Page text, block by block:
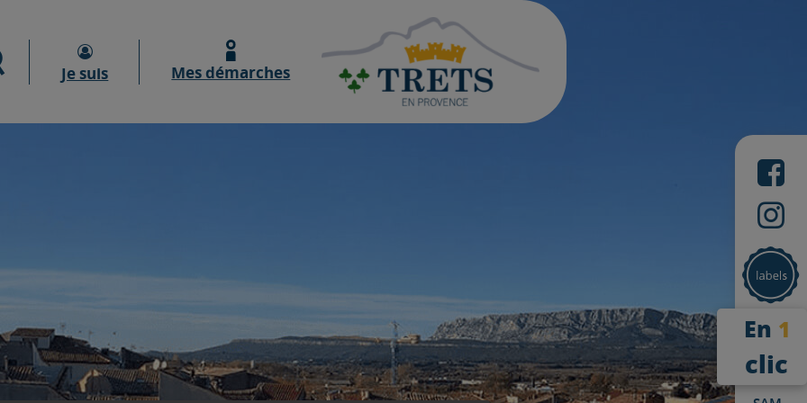
Moteur de recherche
Je suis Mes démarches
En 1
clic